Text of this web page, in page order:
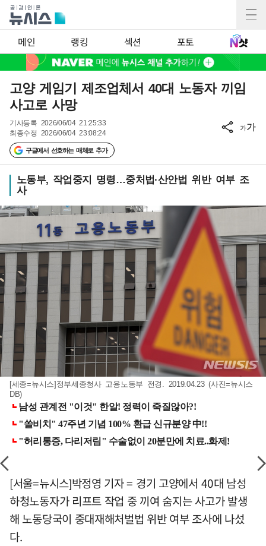
메인 랭킹 섹션 포토
고양 게임기 제조업체서 40대 노동자 끼임
사고로 사망
기사등록 2026/06/04 21:25:33
최종수정 2026/06/04 23:08:24
구글에서 선호하는 매체로 추가
가가
노동부, 작업중지 명령…중처법·산안법 위반 여부 조
사
[세종=뉴시스]정부세종청사 고용노동부 전경. 2019.04.23 (사진=뉴시스
DB)
[서울=뉴시스]박정영 기자 = 경기 고양에서 40대 남성
하청노동자가 리프트 작업 중 끼여 숨지는 사고가 발생
해 노동당국이 중대재해처벌법 위반 여부 조사에 나섰
다.